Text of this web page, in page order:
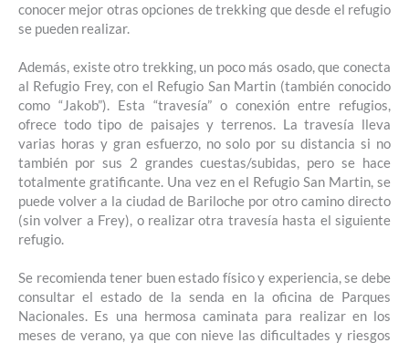
conocer mejor otras opciones de trekking que desde el refugio
se pueden realizar.
Además, existe otro trekking, un poco más osado, que conecta
al Refugio Frey, con el Refugio San Martin (también conocido
como “Jakob”). Esta “travesía” o conexión entre refugios,
ofrece todo tipo de paisajes y terrenos. La travesía lleva
varias horas y gran esfuerzo, no solo por su distancia si no
también por sus 2 grandes cuestas/subidas, pero se hace
totalmente gratificante. Una vez en el Refugio San Martin, se
puede volver a la ciudad de Bariloche por otro camino directo
(sin volver a Frey), o realizar otra travesía hasta el siguiente
refugio.
Se recomienda tener buen estado físico y experiencia, se debe
consultar el estado de la senda en la oficina de Parques
Nacionales. Es una hermosa caminata para realizar en los
meses de verano, ya que con nieve las dificultades y riesgos